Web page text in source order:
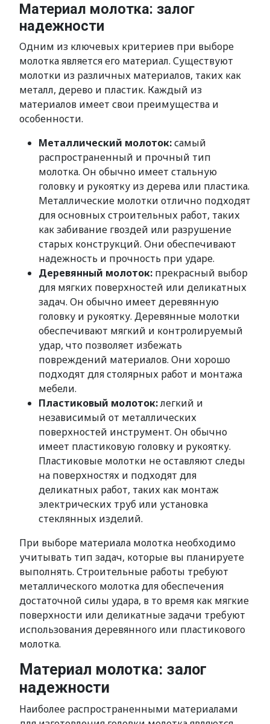
Материал молотка: залог
надежности
Одним из ключевых критериев при выборе
молотка является его материал. Существуют
молотки из различных материалов, таких как
металл, дерево и пластик. Каждый из
материалов имеет свои преимущества и
особенности.
Металлический молоток:самый
распространенный и прочный тип
молотка. Он обычно имеет стальную
головку и рукоятку из дерева или пластика.
Металлические молотки отлично подходят
для основных строительных работ, таких
как забивание гвоздей или разрушение
старых конструкций. Они обеспечивают
надежность и прочность при ударе.
Деревянный молоток: прекрасный выбор
для мягких поверхностей или деликатных
задач. Он обычно имеет деревянную
головку и рукоятку. Деревянные молотки
обеспечивают мягкий и контролируемый
удар, что позволяет избежать
повреждений материалов. Они хорошо
подходят для столярных работ и монтажа
мебели.
Пластиковый молоток:легкий и
независимый от металлических
поверхностей инструмент. Он обычно
имеет пластиковую головку и рукоятку.
Пластиковые молотки не оставляют следы
на поверхностях и подходят для
деликатных работ, таких как монтаж
электрических труб или установка
стеклянных изделий.
При выборе материала молотка необходимо
учитывать тип задач, которые вы планируете
выполнять. Строительные работы требуют
металлического молотка для обеспечения
достаточной силы удара, в то время как мягкие
поверхности или деликатные задачи требуют
использования деревянного или пластикового
молотка.
Материал молотка: залог
надежности
Наиболее распространенными материалами